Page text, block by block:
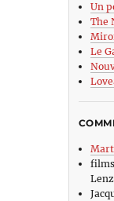
Un
The
Le
films